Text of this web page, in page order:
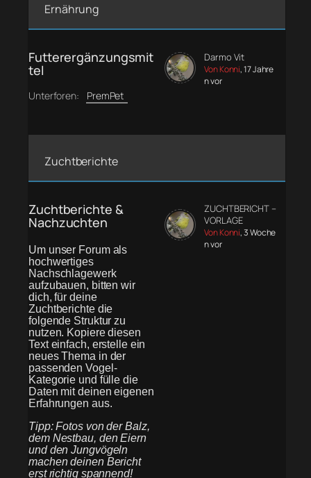
Ernährung
Futterergänzungsmit
tel
Unterforen: PremPet
Darmo Vit
Von Konni, 17 Jahre
n vor
Zuchtberichte
Zuchtberichte &
Nachzuchten
Um unser Forum als
hochwertiges
Nachschlagewerk
aufzubauen, bitten wir
dich, für deine
Zuchtberichte die
folgende Struktur zu
nutzen. Kopiere diesen
Text einfach, erstelle ein
neues Thema in der
passenden Vogel-
Kategorie und fülle die
Daten mit deinen eigenen
Erfahrungen aus.
Tipp: Fotos von der Balz,
dem Nestbau, den Eiern
und den Jungvögeln
machen deinen Bericht
erst richtig spannend!
ZUCHTBERICHT –
VORLAGE
Von Konni, 3 Woche
n vor